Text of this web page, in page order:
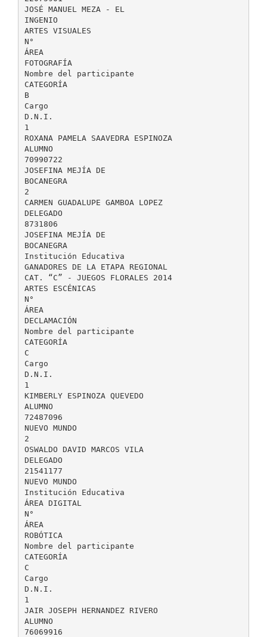
JOSÉ MANUEL MEZA - EL
INGENIO
ARTES VISUALES
N°
ÁREA
FOTOGRAFÍA
Nombre del participante
CATEGORÍA
B
Cargo
D.N.I.
1
ROXANA PAMELA SAAVEDRA ESPINOZA
ALUMNO
70990722
JOSEFINA MEJÍA DE
BOCANEGRA
2
CARMEN GUADALUPE GAMBOA LOPEZ
DELEGADO
8731806
JOSEFINA MEJÍA DE
BOCANEGRA
Institución Educativa
GANADORES DE LA ETAPA REGIONAL
CAT. “C” - JUEGOS FLORALES 2014
ARTES ESCÉNICAS
N°
ÁREA
DECLAMACIÓN
Nombre del participante
CATEGORÍA
C
Cargo
D.N.I.
1
KIMBERLY ESPINOZA QUEVEDO
ALUMNO
72487096
NUEVO MUNDO
2
OSWALDO DAVID MARCOS VILA
DELEGADO
21541177
NUEVO MUNDO
Institución Educativa
ÁREA DIGITAL
N°
ÁREA
ROBÓTICA
Nombre del participante
CATEGORÍA
C
Cargo
D.N.I.
1
JAIR JOSEPH HERNANDEZ RIVERO
ALUMNO
76069916